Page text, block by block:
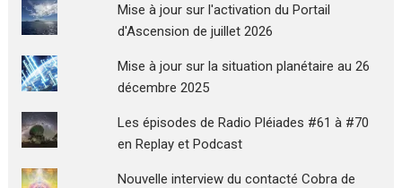
Mise à jour sur l'activation du Portail
d'Ascension de juillet 2026
Mise à jour sur la situation planétaire au 26
décembre 2025
Les épisodes de Radio Pléiades #61 à #70
en Replay et Podcast
Nouvelle interview du contacté Cobra de